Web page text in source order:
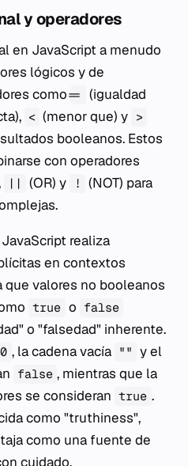
y operadores
en JavaScript a menudo
lógicos y de
como == (igualdad
< (menor que) y >
booleanos. Estos
con operadores
|| (OR) y ! (NOT) para
realiza
en contextos
que valores no booleanos
true o false
o "falsedad" inherente.
0 , la cadena vacía "" y el
false , mientras que la
se consideran true .
como "truthiness",
como una fuente de
cuidado.